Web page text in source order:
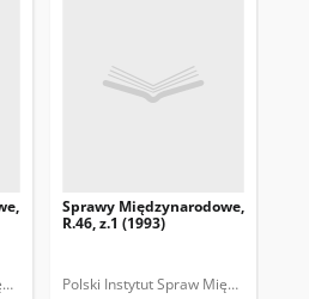
Polska Fundacja Spraw
Sprawy Międzynarodowe,
R.46, z.1 (1993)
Polski Instytut Spraw